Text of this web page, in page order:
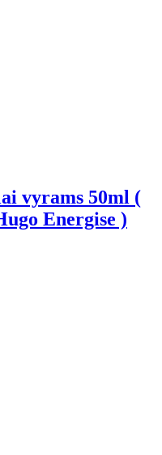
vyrams 50ml (
Energise )